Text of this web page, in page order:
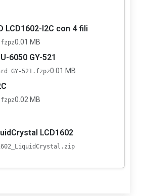
LCD1602-I2C con 4 fili
0.01 MB
6050 GY-521
GY-521.fzpz0.01 MB
0.02 MB
LCD1602